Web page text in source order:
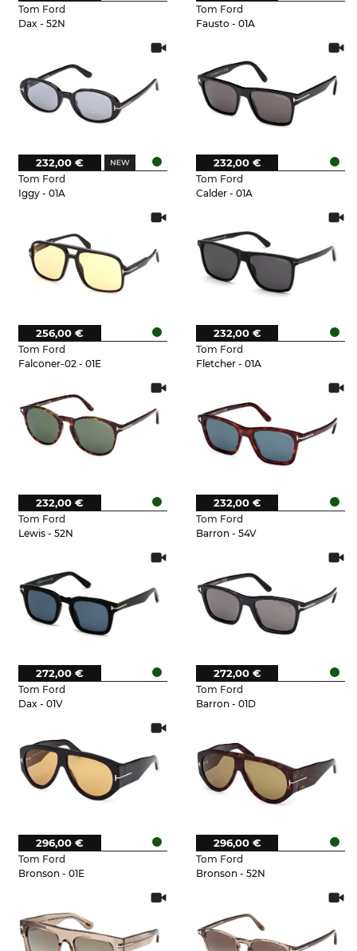
Tom Ford
Dax - 52N
Tom Ford
Fausto - 01A
Tom Ford
Iggy - 01A
232,00 €
Tom Ford
Calder - 01A
232,00 €
Tom Ford
Falconer-02 - 01E
256,00 €
Tom Ford
Fletcher - 01A
232,00 €
Tom Ford
Lewis - 52N
232,00 €
Tom Ford
Barron - 54V
232,00 €
Tom Ford
Dax - 01V
272,00 €
Tom Ford
Barron - 01D
272,00 €
Tom Ford
Bronson - 01E
296,00 €
Tom Ford
Bronson - 52N
296,00 €